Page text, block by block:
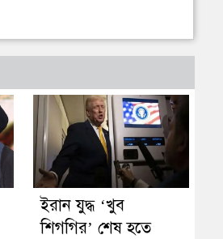
ইরান যুদ্ধ ‘খুব
শিগগির’ শেষ হতে